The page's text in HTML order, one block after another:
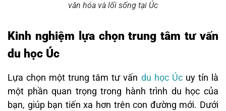
văn hóa và lối sống tại Úc
Kinh nghiệm lựa chọn trung tâm tư vấn
du học Úc
Lựa chọn một trung tâm tư vấn du học Úcuy tín là
một phần quan trọng trong hành trình du học của
bạn, giúp bạn tiến xa hơn trên con đường mới. Dưới